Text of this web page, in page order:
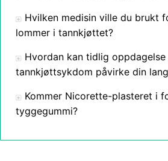
Hvilken medisin ville du brukt
lommer i tannkjøttet?
Hvordan kan tidlig oppdagelse
tannkjøttsykdom påvirke din
Kommer Nicorette-plasteret i
tyggegummi?